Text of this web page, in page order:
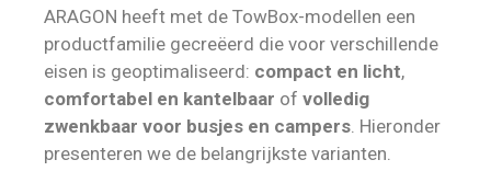
ARAGON heeft met de TowBox-modellen een
productfamilie gecreëerd die voor verschillende
eisen is geoptimaliseerd: compact en licht,
comfortabel en kantelbaar of volledig
zwenkbaar voor busjes en campers . Hieronder
presenteren we de belangrijkste varianten.